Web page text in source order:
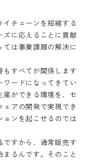
チェーンを短縮する
ズに応えることに貢献
ては事業課題の解決に
もすべてが関係します
ードになってきてい
ができる環境を、セ
アの開発で実現でき
ンを起こせるのでは
ですから、通常販売す
るんです。そのこと